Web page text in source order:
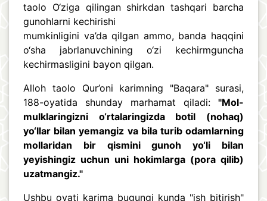
taolo O‘ziga qilingan shirkdan tashqari barcha
gunohlarni kechirishi
mumkinligini va’da qilgan ammo, banda haqqini
o‘sha jabrlanuvchining o‘zi kechirmguncha
kechirmasligini bayon qilgan.
Alloh taolo Qur’oni karimning "Baqara" surasi,
188-oyatida shunday marhamat qiladi: "Mol-
mulklaringizni o‘rtalaringizda botil (nohaq)
yo‘llar bilan yemangiz va bila turib odamlarning
mollaridan bir qismini gunoh yo‘li bilan
yeyishingiz uchun uni hokimlarga (pora qilib)
uzatmangiz."
Ushbu oyati karima bugungi kunda "ish bitirish"